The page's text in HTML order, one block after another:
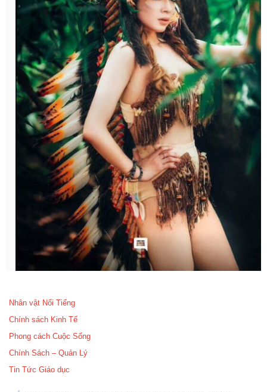
Nhân vật Nổi Tiếng
Chính sách Kinh Tế
Phong cách Cuộc Sống
Chính Sách – Quản Lý
Tin Tức Giáo dục